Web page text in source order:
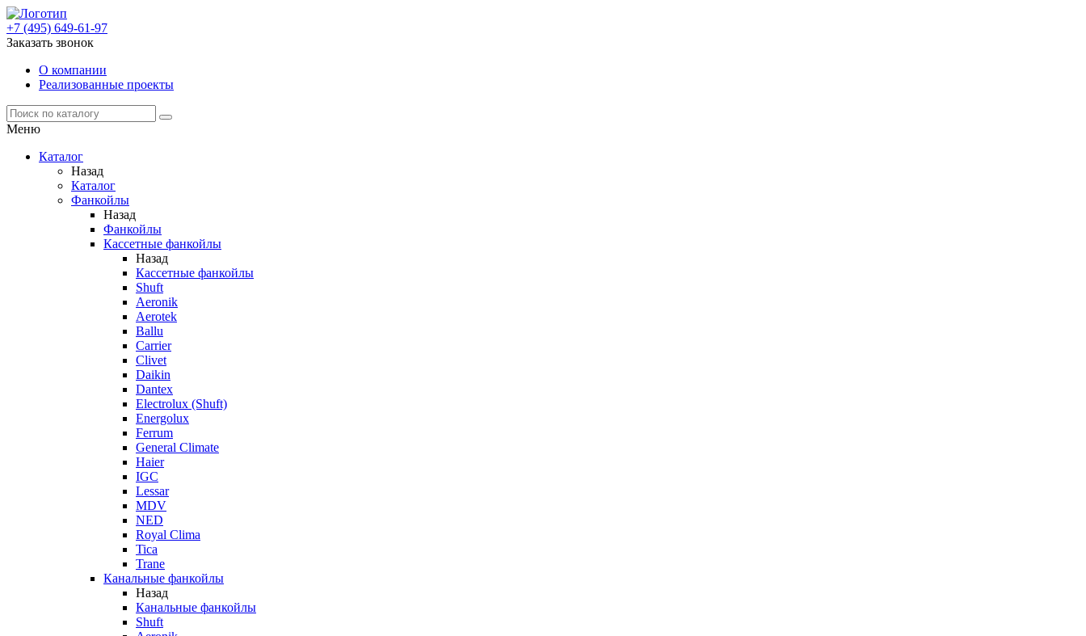
+7 (495) 649-61-97
Заказать звонок
О компании
Реализованные проекты
Меню
Каталог
Назад
Каталог
Фанкойлы
Назад
Фанкойлы
Кассетные фанкойлы
Назад
Кассетные фанкойлы
Shuft
Aeronik
Aerotek
Ballu
Carrier
Clivet
Daikin
Dantex
Electrolux (Shuft)
Energolux
Ferrum
General Climate
Haier
IGC
Lessar
MDV
NED
Royal Clima
Tica
Trane
Канальные фанкойлы
Назад
Канальные фанкойлы
Shuft